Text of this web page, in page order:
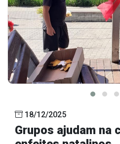
18/12/2025
Grupos ajudam na